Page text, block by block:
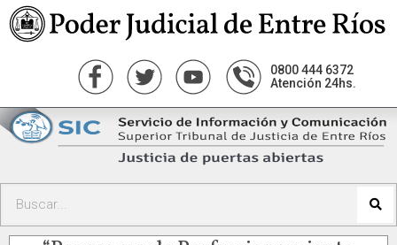
0800 444 6372
Atención 24hs.